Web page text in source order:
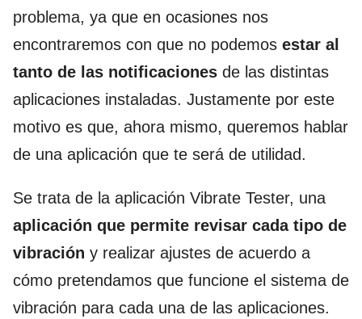
problema, ya que en ocasiones nos
encontraremos con que no podemos estar al
tanto de las notificaciones de las distintas
aplicaciones instaladas. Justamente por este
motivo es que, ahora mismo, queremos hablar
de una aplicación que te será de utilidad.
Se trata de la aplicación Vibrate Tester, una
aplicación que permite revisar cada tipo de
vibración y realizar ajustes de acuerdo a
cómo pretendamos que funcione el sistema de
vibración para cada una de las aplicaciones.